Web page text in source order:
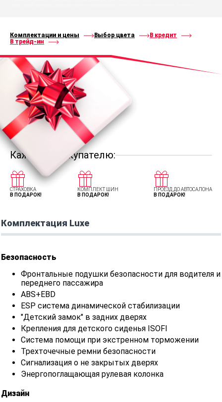
Комплектации и цены Выбор цвета
В кредит
В трейд-ин
Каждому покупателю:
СТРАХОВКА
В ПОДАРОК!
КОМПЛЕКТ ШИН
В ПОДАРОК!
ПРОЕЗД ДО АВТОСАЛОНА
В ПОДАРОК!
Комплектация Luxe
Безопасность
Фронтальные подушки безопасности для водителя и
переднего пассажира
ABS+EBD
ESP система динамической стабилизации
"Детский замок" в задних дверях
Крепления для детского сиденья ISOFI
Система помощи при экстренном торможении
Трехточечные ремни безопасности
Сигнализация о не закрытых дверях
Энергопоглащающая рулевая колонка
Дизайн